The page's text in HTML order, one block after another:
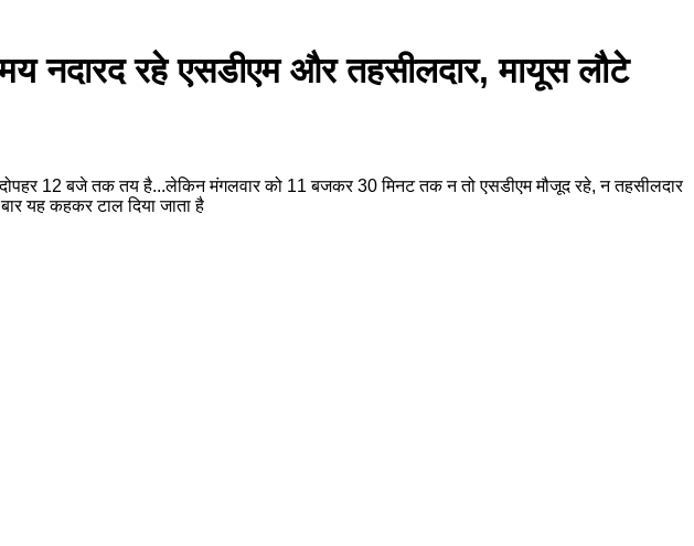
नदारद रहे एसडीएम और तहसीलदार, मायूस लौटे
12 बजे तक तय है...लेकिन मंगलवार को 11 बजकर 30 मिनट तक न तो एसडीएम मौजूद रहे, न तहसीलदार
यह कहकर टाल दिया जाता है